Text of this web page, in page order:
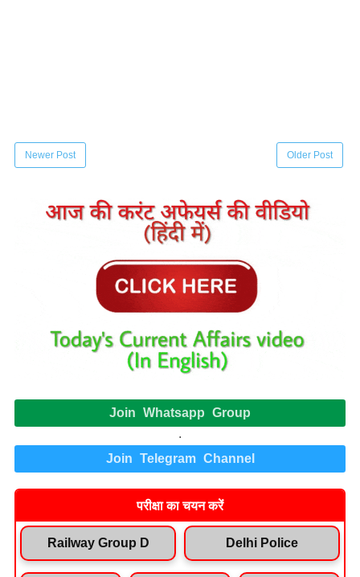
Newer Post Older Post
Join Whatsapp Group
.
Join Telegram Channel
परीक्षा का चयन करें
Railway Group D Delhi Police